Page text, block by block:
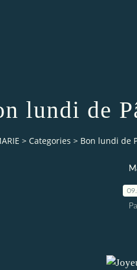
lundi de
> Categories > Bon lundi de